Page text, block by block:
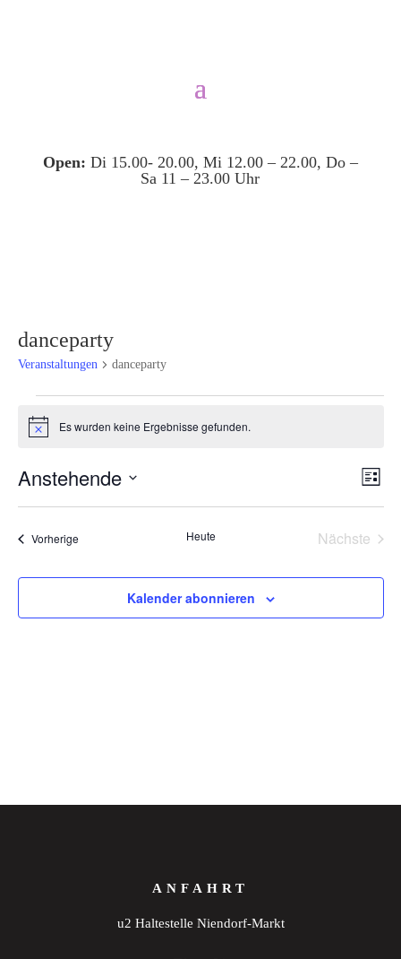
Open: Di 15.00- 20.00, Mi 12.00 – 22.00, Do –
Sa 11 – 23.00 Uhr
danceparty
Veranstaltungen danceparty
HinweisEs wurden keine Ergebnisse gefunden.
Liste
Anstehende
VorherigeVeranstaltungen Heute
Nächste
Kalender abonnieren
ANFAHRT
u2 Haltestelle Niendorf-Markt